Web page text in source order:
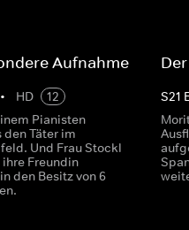
Aufnahme
• HD
12
Pianisten
Täter im
Und Frau Stockl
ihre Freundin
den Besitz von 6
S21